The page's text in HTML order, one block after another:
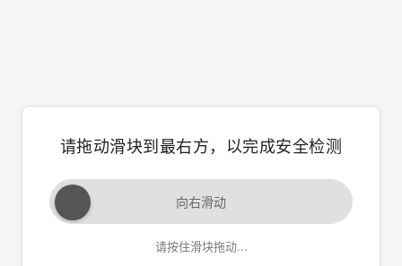
请拖动滑块到最右方，以完成安全检测
向右滑动
请按住滑块拖动...